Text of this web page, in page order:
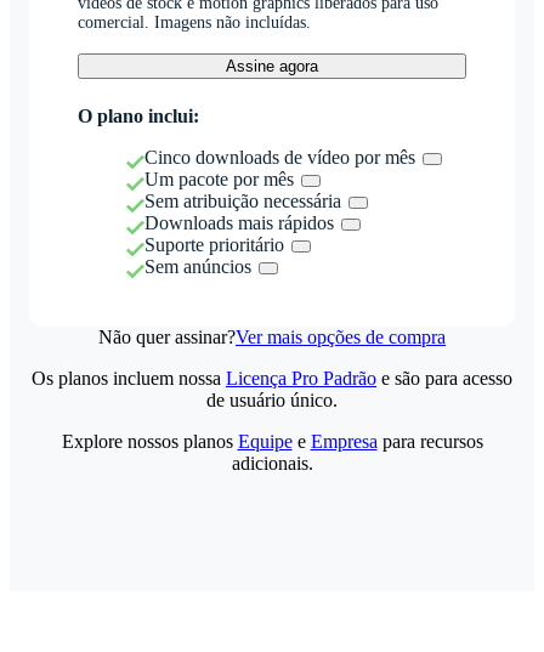
comercial. Imagens não incluídas.
Assine agora
O plano inclui:
Cinco downloads de vídeo por mês
Um pacote por mês
Sem atribuição necessária
Downloads mais rápidos
Suporte prioritário
Sem anúncios
Não quer assinar?Ver mais opções de compra
Os planos incluem nossa Licença Pro Padrão e são para acesso
de usuário único.
Explore nossos planos Equipee Empresa para recursos
adicionais.